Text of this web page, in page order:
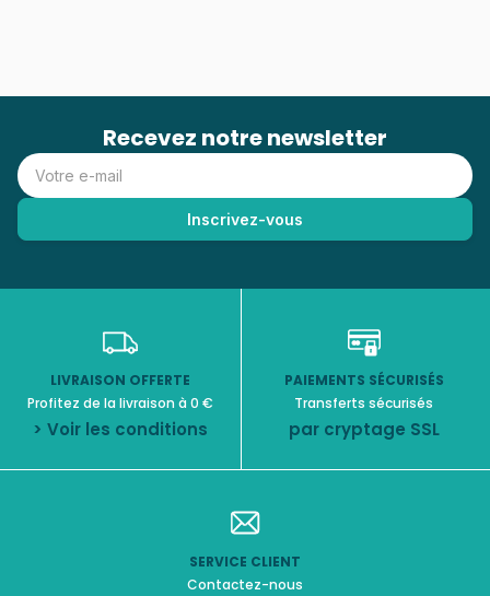
Recevez notre newsletter
LIVRAISON OFFERTE
Profitez de la livraison à 0 €
> Voir les conditions
PAIEMENTS SÉCURISÉS
Transferts sécurisés
par cryptage SSL
SERVICE CLIENT
Contactez-nous